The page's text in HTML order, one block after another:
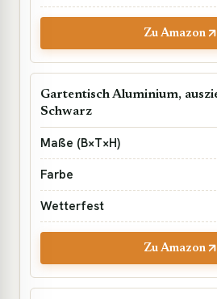
Zu Amazon
Gartentisch Aluminium,
Schwarz
Zu Amazon